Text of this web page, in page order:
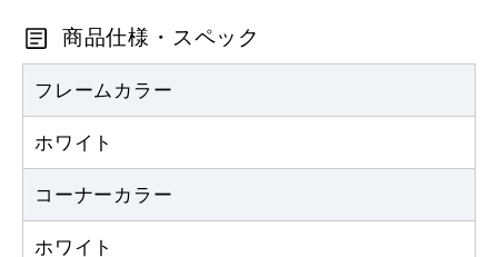
商品仕様・スペック
フレームカラー
ホワイト
コーナーカラー
ホワイト